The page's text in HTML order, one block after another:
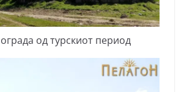
од турскиот период